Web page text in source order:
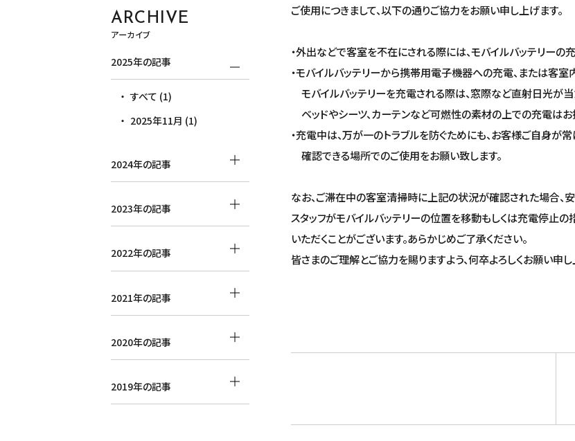
ご使用につきまして、以下の通りご協力をお願い申し上げます。
・外出などで客室を不在にされる際には、モバイルバッテリーの
・モバイルバッテリーから携帯用電子機器への充電、または客
モバイルバッテリーを充電される際は、窓際など直射日光が
ベッドやシーツ、カーテンなど可燃性の素材の上での充電はお
・充電中は、万が一のトラブルを防ぐためにも、お客様ご自身が
確認できる場所でのご使用をお願い致します。
なお、ご滞在中の客室清掃時に上記の状況が確認された場合、
スタッフがモバイルバッテリーの位置を移動もしくは充電停止の
いただくことがございます。あらかじめご了承ください。
皆さまのご理解とご協力を賜りますよう、何卒よろしくお願い申し
ARCHIVE
アーカイブ
2025年の記事
すべて (1)
2025年11月 (1)
2024年の記事
2023年の記事
2022年の記事
2021年の記事
2020年の記事
2019年の記事